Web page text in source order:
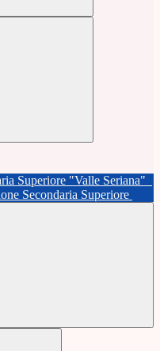
Secondaria Superiore